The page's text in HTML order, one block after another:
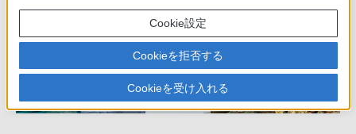
キャンペーンは終了しました
Cookie設定
Cookieを拒否する
Cookieを受け入れる